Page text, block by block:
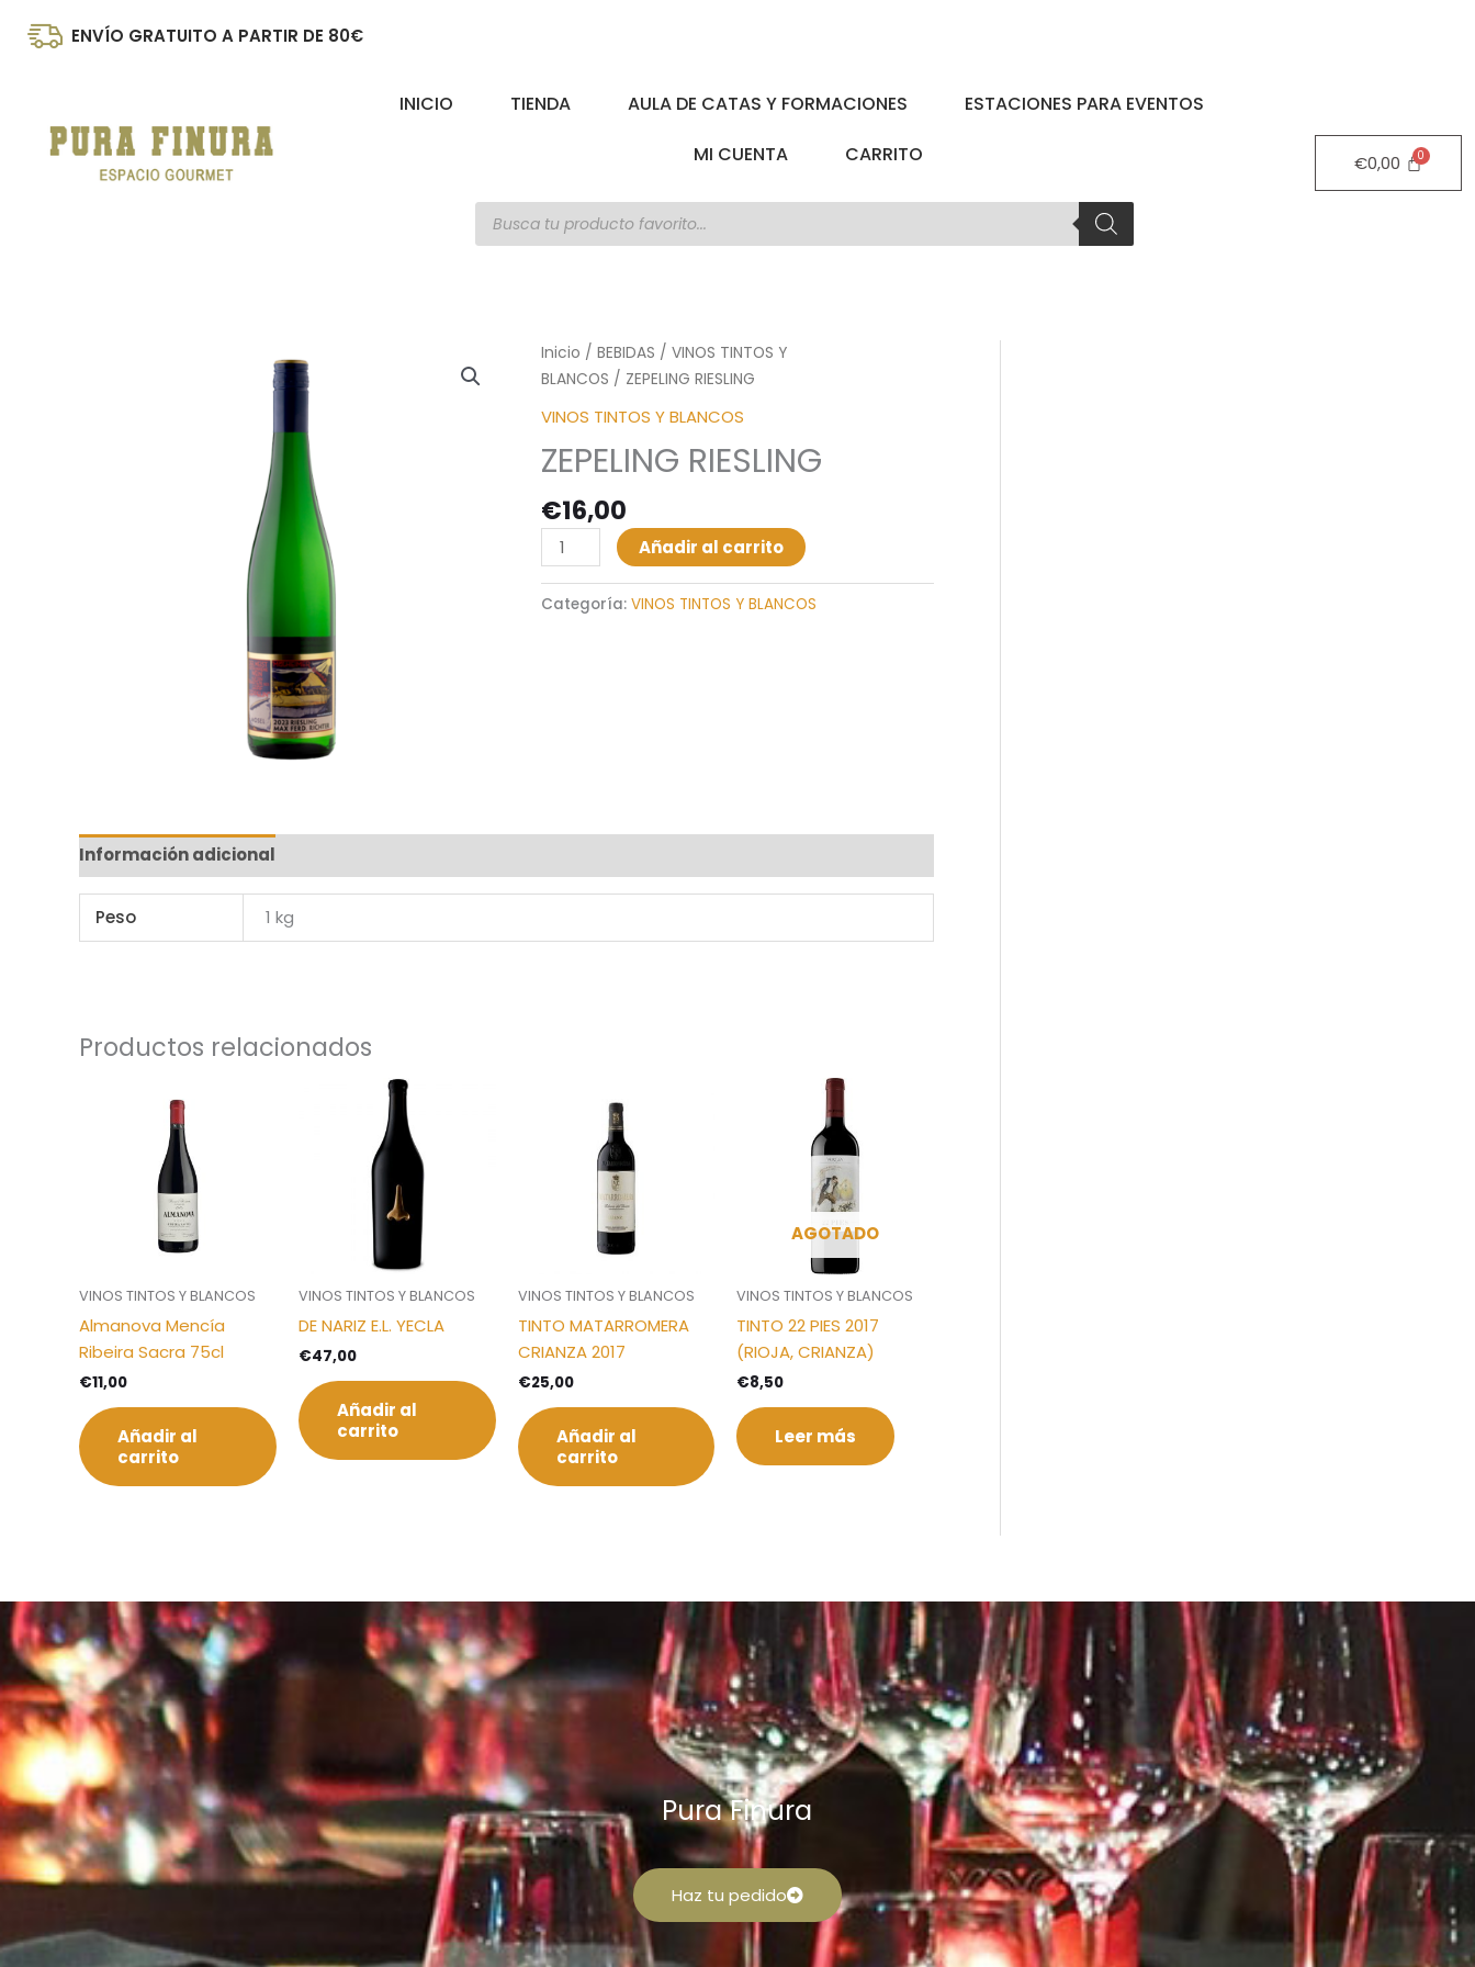
ENVÍO GRATUITO A PARTIR DE 80€
INICIO TIENDA AULA DE CATAS Y FORMACIONES
ESTACIONES PARA EVENTOS
MI CUENTA
CARRITO
Búsqueda
de
productos
€0,00
Inicio / BEBIDAS / VINOS TINTOS Y
BLANCOS / ZEPELING RIESLING
VINOS TINTOS Y BLANCOS
ZEPELING RIESLING
€16,00
ZEPELING
RIESLING
Añadir al carrito
Categoría: VINOS TINTOS Y BLANCOS
Información adicional
Peso 1 kg
Productos relacionados
VINOS TINTOS Y BLANCOS
Almanova Mencía
Ribeira Sacra 75cl
€11,00
Añadir al
carrito
VINOS TINTOS Y BLANCOS
DE NARIZ E.L. YECLA
€47,00
Añadir al
carrito
VINOS TINTOS Y BLANCOS
TINTO MATARROMERA
CRIANZA 2017
€25,00
Añadir al
carrito
AGOTADO
VINOS TINTOS Y BLANCOS
TINTO 22 PIES 2017
(RIOJA, CRIANZA)
€8,50
Leer más
Pura Finura
Haz tu pedido